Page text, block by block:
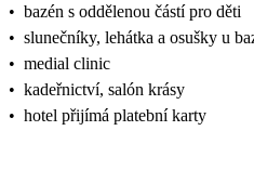
• bazén s oddělenou částí pro děti
• slunečníky, lehátka a osušky u
• medial clinic
• kadeřnictví, salón krásy
• hotel přijímá platební karty